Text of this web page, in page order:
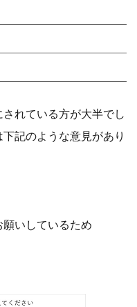
れている方が大半でし
記のような意見があり
願いしているため